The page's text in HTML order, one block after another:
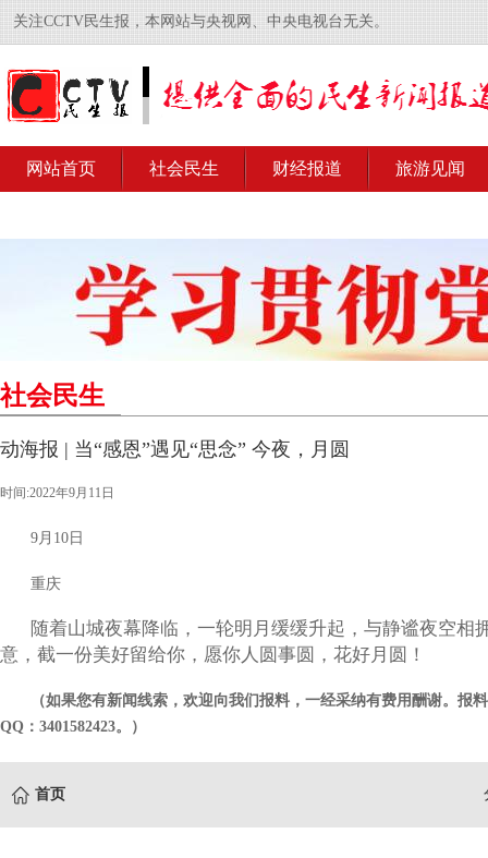
关注CCTV民生报，本网站与央视网、中央电视台无关。
网站首页 社会民生 财经报道 旅游见闻
社会民生
动海报 | 当“感恩”遇见“思念” 今夜，月圆
时间:2022年9月11日
9月10日
重庆
随着山城夜幕降临，一轮明月缓缓升起，与静谧夜空相
意，截一份美好留给你，愿你人圆事圆，花好月圆！
（如果您有新闻线索，欢迎向我们报料，一经采纳有费用酬谢。报
QQ：3401582423。）
首页